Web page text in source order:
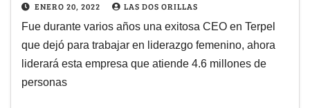
ENERO 20, 2022 LAS DOS ORILLAS
Fue durante varios años una exitosa CEO en Terpel
que dejó para trabajar en liderazgo femenino, ahora
liderará esta empresa que atiende 4.6 millones de
personas